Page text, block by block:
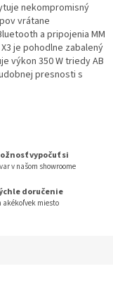
nekompromisný
vrátane
a pripojenia MM
je pohodlne zabalený
výkon 350 W triedy AB
presnosti s
vypočuť si
v našom showroome
doručenie
akékoľvek miesto